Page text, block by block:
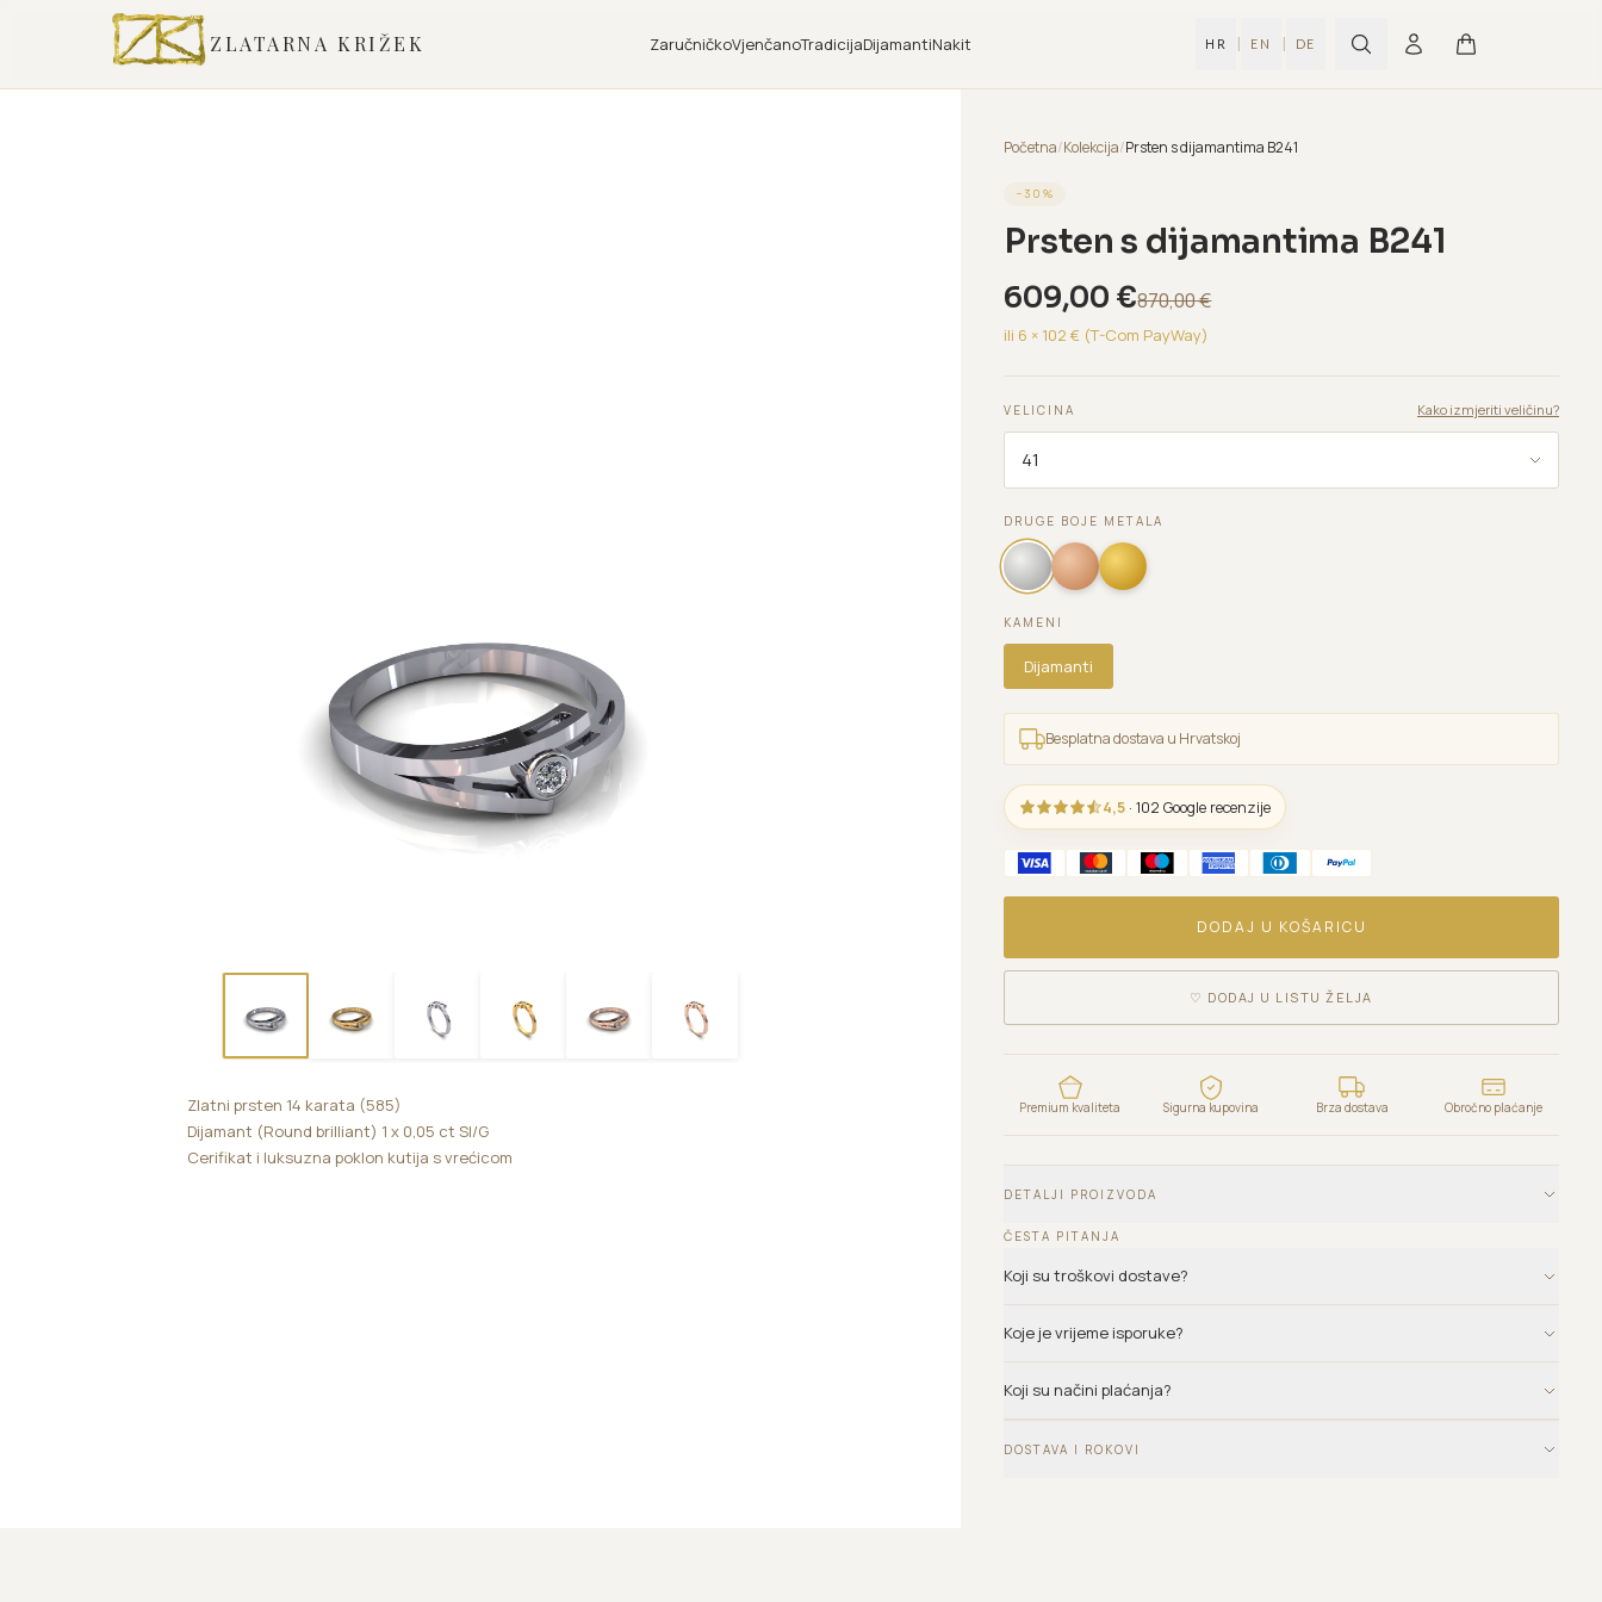
ZLATARNA KRIŽEK ZaručničkoVjenčanoTradicijaDijamantiNakit HR | EN | DE
Zlatni prsten 14 karata (585)
Dijamant (Round brilliant) 1 x 0,05 ct SI/G
Cerifikat i luksuzna poklon kutija s vrećicom
Početna/Kolekcija/Prsten s dijamantima B241
−30 %
Prsten s dijamantima B241
609,00 €870,00€
ili 6 × 102 € (T-Com PayWay)
VELICINA Kako izmjeriti veličinu?
DRUGE BOJE METALA
KAMENI
Dijamanti
Besplatna dostava u Hrvatskoj
4,5 · 102 Google recenzije
DODAJ U KOŠARICU
♡ DODAJ U LISTU ŽELJA
Premium kvaliteta Sigurna kupovina Brza dostava Obročno plaćanje
DETALJI PROIZVODA
ČESTA PITANJA
Koji su troškovi dostave?
Koje je vrijeme isporuke?
Koji su načini plaćanja?
DOSTAVA I ROKOVI